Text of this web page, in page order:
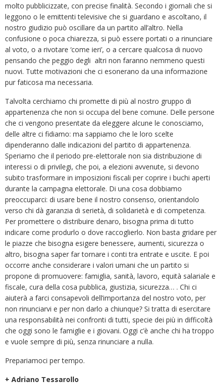
molto pubblicizzate, con precise finalità. Secondo i giornali che si
leggono o le emittenti televisive che si guardano e ascoltano, il
nostro giudizio può oscillare da un partito all’altro. Nella
confusione o poca chiarezza, si può essere portati o a rinunciare
al voto, o a rivotare ‘come ieri’, o a cercare qualcosa di nuovo
pensando che peggio degli altri non faranno nemmeno questi
nuovi. Tutte motivazioni che ci esonerano da una informazione
pur faticosa ma necessaria.
Talvolta cerchiamo chi promette di più al nostro gruppo di
appartenenza che non si occupa del bene comune. Delle persone
che ci vengono presentate da eleggere alcune le conosciamo,
delle altre ci fidiamo: ma sappiamo che le loro scelte
dipenderanno dalle indicazioni del partito di appartenenza.
Speriamo che il periodo pre-elettorale non sia distribuzione di
interessi o di privilegi, che poi, a elezioni avvenute, si devono
subito trasformare in imposizioni fiscali per coprire i buchi aperti
durante la campagna elettorale. Di una cosa dobbiamo
preoccuparci: di usare bene il nostro consenso, orientandolo
verso chi dà garanzia di serietà, di solidarietà e di competenza.
Per promettere o distribuire denaro, bisogna prima di tutto
indicare come produrlo o dove raccoglierlo. Non basta gridare per
le piazze che bisogna esigere benessere, aumenti, sicurezza o
altro, bisogna saper far tornare i conti tra entrate e uscite. E poi
occorre anche considerare i valori umani che un partito si
propone di promuovere: famiglia, sanità, lavoro, equità salariale e
fiscale, cura della cosa pubblica, giustizia, sicurezza… . Chi ci
aiuterà a farci consapevoli dell’importanza del nostro voto, per
non rinunciarvi e per non darlo a chiunque? Si tratta di esercitare
una responsabilità nei confronti di tutti, specie dei più in difficoltà
che oggi sono le famiglie e i giovani. Oggi c’è anche chi ha troppo
e vuole sempre di più, senza rinunciare a nulla.
Prepariamoci per tempo.
+ Adriano Tessarollo